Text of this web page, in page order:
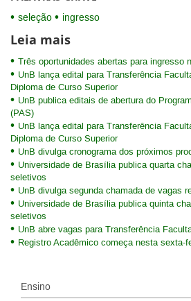
seleção ingresso
Leia mais
Três oportunidades abertas para ingresso
UnB lança edital para Transferência
Diploma de Curso Superior
UnB publica editais de abertura do
(PAS)
UnB lança edital para Transferência
Diploma de Curso Superior
UnB divulga cronograma dos próximos
Universidade de Brasília publica quarta
seletivos
UnB divulga segunda chamada de vagas
Universidade de Brasília publica quinta
seletivos
UnB abre vagas para Transferência
Registro Acadêmico começa nesta sexta-
Ensino